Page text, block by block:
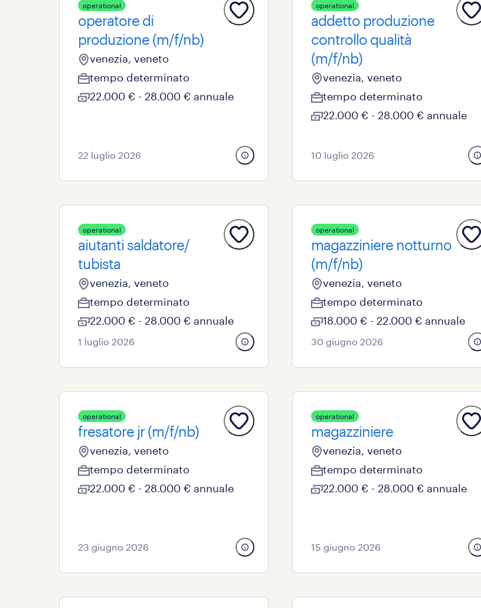
operational
operatore di
produzione (m/f/nb)
venezia, veneto
tempo determinato
22.000 € - 28.000 € annuale
22 luglio 2026
operational
addetto produzione
controllo qualità
(m/f/nb)
venezia, veneto
tempo determinato
22.000 € - 28.000 € annuale
10 luglio 2026
operational
aiutanti saldatore/
tubista
venezia, veneto
tempo determinato
22.000 € - 28.000 € annuale
1 luglio 2026
operational
magazziniere notturno
(m/f/nb)
venezia, veneto
tempo determinato
18.000 € - 22.000 € annuale
30 giugno 2026
operational
fresatore jr (m/f/nb)
venezia, veneto
tempo determinato
22.000 € - 28.000 € annuale
23 giugno 2026
operational
magazziniere
venezia, veneto
tempo determinato
22.000 € - 28.000 € annuale
15 giugno 2026